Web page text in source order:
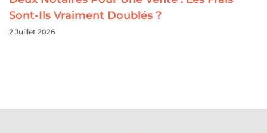
Sont-Ils Vraiment Doublés ?
2 Juillet 2026